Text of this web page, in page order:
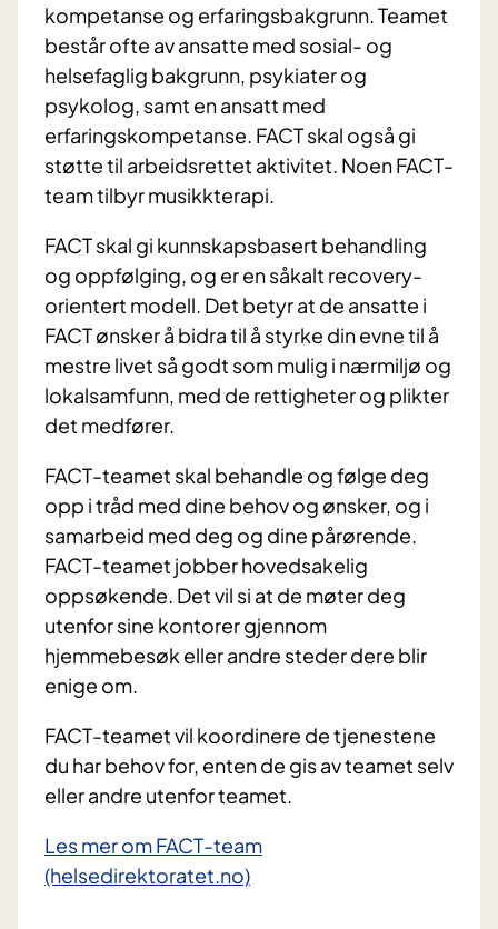
kompetanse og erfaringsbakgrunn. Teamet
består ofte av ansatte med sosial- og
helsefaglig bakgrunn, psykiater og
psykolog, samt en ansatt med
erfaringskompetanse. FACT skal også gi
støtte til arbeidsrettet aktivitet. Noen FACT-
team tilbyr musikkterapi.
FACT skal gi kunnskapsbasert behandling
og oppfølging, og er en såkalt recovery-
orientert modell. Det betyr at de ansatte i
FACT ønsker å bidra til å styrke din evne til å
mestre livet så godt som mulig i nærmiljø og
lokalsamfunn, med de rettigheter og plikter
det medfører.
FACT-teamet skal behandle og følge deg
opp i tråd med dine behov og ønsker, og i
samarbeid med deg og dine pårørende.
FACT-teamet jobber hovedsakelig
oppsøkende. Det vil si at de møter deg
utenfor sine kontorer gjennom
hjemmebesøk eller andre steder dere blir
enige om.
FACT-teamet vil koordinere de tjenestene
du har behov for, enten de gis av teamet selv
eller andre utenfor teamet.
Les mer om FACT-team
(helsedirektoratet.no)